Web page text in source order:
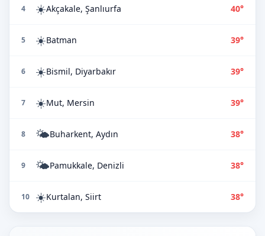
4 ☀️Akçakale, Şanlıurfa 40°
5 ☀️Batman 39°
6 ☀️Bismil, Diyarbakır 39°
7 ☀️Mut, Mersin 39°
8 🌤️Buharkent, Aydın 38°
9 🌤️Pamukkale, Denizli 38°
10 ☀️Kurtalan, Siirt 38°